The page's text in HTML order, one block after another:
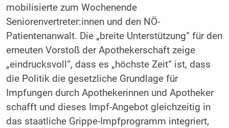
mobilisierte zum Wochenende
Seniorenvertreter:innen und den NÖ-
Patientenanwalt. Die „breite Unterstützung“ für den
erneuten Vorstoß der Apothekerschaft zeige
„eindrucksvoll“, dass es „höchste Zeit“ ist, dass
die Politik die gesetzliche Grundlage für
Impfungen durch Apothekerinnen und Apotheker
schafft und dieses Impf-Angebot gleichzeitig in
das staatliche Grippe-Impfprogramm integriert,